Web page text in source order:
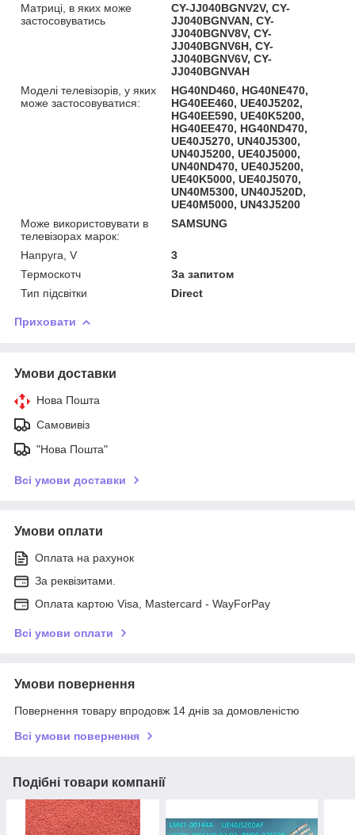
Матриці, в яких може
застосовуватись
CY-JJ040BGNV2V, CY-
JJ040BGNVAN, CY-
JJ040BGNV8V, CY-
JJ040BGNV6H, CY-
JJ040BGNV6V, CY-
JJ040BGNVAH
Моделі телевізорів, у яких
може застосовуватися:
HG40ND460, HG40NE470,
HG40EE460, UE40J5202,
HG40EE590, UE40K5200,
HG40EE470, HG40ND470,
UE40J5270, UN40J5300,
UN40J5200, UE40J5000,
UN40ND470, UE40J5200,
UE40K5000, UE40J5070,
UN40M5300, UN40J520D,
UE40M5000, UN43J5200
Може використовувати в
телевізорах марок:
SAMSUNG
Напруга, V
3
Термоскотч
За запитом
Тип підсвітки
Direct
Приховати
Умови доставки
Нова Пошта
Самовивіз
"Нова Пошта"
Всі умови доставки
Умови оплати
Оплата на рахунок
За реквізитами.
Оплата картою Visa, Mastercard - WayForPay
Всі умови оплати
Умови повернення
Повернення товару впродовж 14 днів за домовленістю
Всі умови повернення
Подібні товари компанії